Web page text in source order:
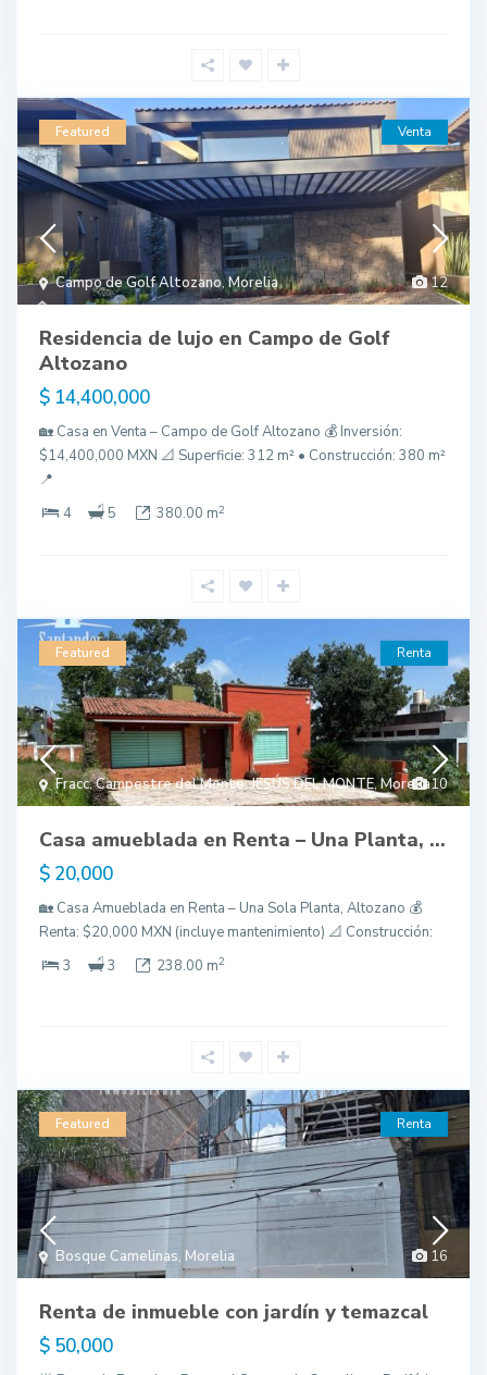
12
Campo de Golf Altozano,Morelia
Featured Venta
Residencia de lujo en Campo de Golf
Altozano
$ 14,400,000
🏡 Casa en Venta – Campo de Golf Altozano 💰 Inversión:
$14,400,000 MXN 📐 Superficie: 312 m² • Construcción: 380 m²
📍
4
5 380.00 m2
10
Fracc. Campestre del Monte,JESÚS DEL MONTE,Morelia
Featured Renta
Casa amueblada en Renta – Una Planta, ...
$ 20,000
🏡 Casa Amueblada en Renta – Una Sola Planta, Altozano 💰
Renta: $20,000 MXN (incluye mantenimiento) 📐 Construcción:
3
3 238.00 m2
16
Bosque Camelinas, Morelia
Featured Renta
Renta de inmueble con jardín y temazcal
$ 50,000